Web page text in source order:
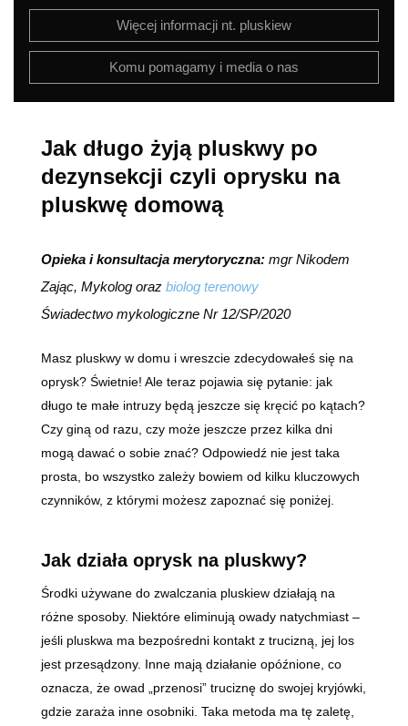
Więcej informacji nt. pluskiew
Komu pomagamy i media o nas
Jak długo żyją pluskwy po
dezynsekcji czyli oprysku na
pluskwę domową
Opieka i konsultacja merytoryczna:mgr Nikodem
Zając, Mykolog oraz biolog terenowy
Świadectwo mykologiczne Nr 12/SP/2020
Masz pluskwy w domu i wreszcie zdecydowałeś się na
oprysk? Świetnie! Ale teraz pojawia się pytanie: jak
długo te małe intruzy będą jeszcze się kręcić po kątach?
Czy giną od razu, czy może jeszcze przez kilka dni
mogą dawać o sobie znać? Odpowiedź nie jest taka
prosta, bo wszystko zależy bowiem od kilku kluczowych
czynników, z którymi możesz zapoznać się poniżej.
Jak działa oprysk na pluskwy?
Środki używane do zwalczania pluskiew działają na
różne sposoby. Niektóre eliminują owady natychmiast –
jeśli pluskwa ma bezpośredni kontakt z trucizną, jej los
jest przesądzony. Inne mają działanie opóźnione, co
oznacza, że owad „przenosi” truciznę do swojej kryjówki,
gdzie zaraża inne osobniki. Taka metoda ma tę zaletę,